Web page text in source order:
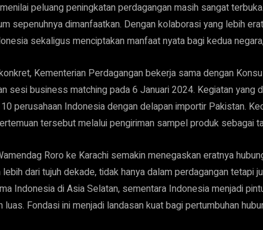
peluang peningkatan perdagangan masih sangat
sepenuhnya dimanfaatkan. Dengan kolaborasi yang lebih
sekaligus menciptakan manfaat nyata bagi kedua
Kementerian Perdagangan bekerja sama dengan
sesi business matching pada 6 Januari 2024. Kegiatan yang
perusahaan Indonesia dengan delapan importir Pakistan.
tersebut melalui pengiriman sampel produk sebagai
Roro ke Karachi semakin menegaskan eratnya
dari tujuh dekade, tidak hanya dalam perdagangan tetapi
Indonesia di Asia Selatan, sementara Indonesia menjadi
luas. Fondasi ini menjadi landasan kuat bagi pertumbuhan